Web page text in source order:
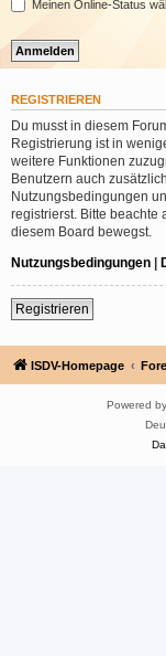
Meinen Online-Status
REGISTRIEREN
Du musst in diesem
Registrierung ist in
weitere Funktionen
Benutzern auch
Nutzungsbedingungen
registrierst. Bitte beachte
diesem Board bewegst.
Nutzungsbedingungen |
Registrieren
ISDV-Homepage
Powered by